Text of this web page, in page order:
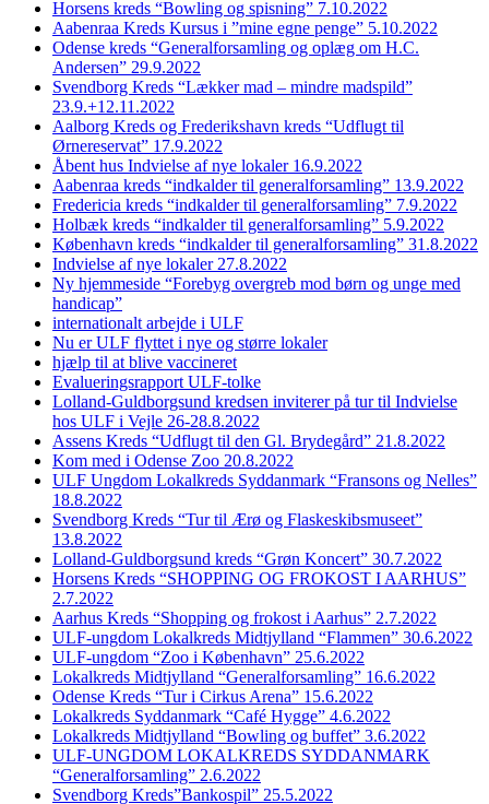
Horsens kreds “Bowling og spisning” 7.10.2022
Aabenraa Kreds Kursus i ”mine egne penge” 5.10.2022
Odense kreds “Generalforsamling og oplæg om H.C.
Andersen” 29.9.2022
Svendborg Kreds “Lækker mad – mindre madspild”
23.9.+12.11.2022
Aalborg Kreds og Frederikshavn kreds “Udflugt til
Ørnereservat” 17.9.2022
Åbent hus Indvielse af nye lokaler 16.9.2022
Aabenraa kreds “indkalder til generalforsamling” 13.9.2022
Fredericia kreds “indkalder til generalforsamling” 7.9.2022
Holbæk kreds “indkalder til generalforsamling” 5.9.2022
København kreds “indkalder til generalforsamling” 31.8.2022
Indvielse af nye lokaler 27.8.2022
Ny hjemmeside “Forebyg overgreb mod børn og unge med
handicap”
internationalt arbejde i ULF
Nu er ULF flyttet i nye og større lokaler
hjælp til at blive vaccineret
Evalueringsrapport ULF-tolke
Lolland-Guldborgsund kredsen inviterer på tur til Indvielse
hos ULF i Vejle 26-28.8.2022
Assens Kreds “Udflugt til den Gl. Brydegård” 21.8.2022
Kom med i Odense Zoo 20.8.2022
ULF Ungdom Lokalkreds Syddanmark “Fransons og Nelles”
18.8.2022
Svendborg Kreds “Tur til Ærø og Flaskeskibsmuseet”
13.8.2022
Lolland-Guldborgsund kreds “Grøn Koncert” 30.7.2022
Horsens Kreds “SHOPPING OG FROKOST I AARHUS”
2.7.2022
Aarhus Kreds “Shopping og frokost i Aarhus” 2.7.2022
ULF-ungdom Lokalkreds Midtjylland “Flammen” 30.6.2022
ULF-ungdom “Zoo i København” 25.6.2022
Lokalkreds Midtjylland “Generalforsamling” 16.6.2022
Odense Kreds “Tur i Cirkus Arena” 15.6.2022
Lokalkreds Syddanmark “Café Hygge” 4.6.2022
Lokalkreds Midtjylland “Bowling og buffet” 3.6.2022
ULF-UNGDOM LOKALKREDS SYDDANMARK
“Generalforsamling” 2.6.2022
Svendborg Kreds”Bankospil” 25.5.2022